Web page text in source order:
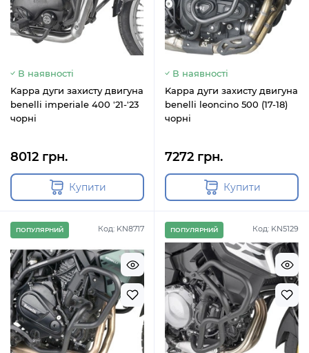
В наявності
Kappa дуги захисту двигуна
benelli imperiale 400 '21-'23
чорні
8012 грн.
Купити
В наявності
Kappa дуги захисту двигуна
benelli leoncino 500 (17-18)
чорні
7272 грн.
Купити
Код: KN8717
ПОПУЛЯРНИЙ Код: KN5129
ПОПУЛЯРНИЙ